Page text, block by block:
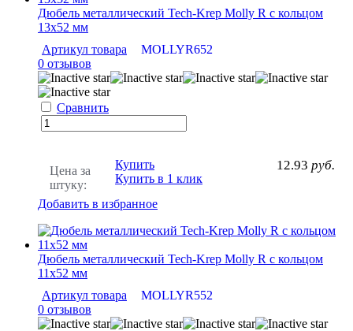
Дюбель металлический Tech-Krep Molly R с кольцом
13х52 мм
Артикул товара
MOLLYR652
0 отзывов
Сравнить
Цена за
штуку:
12.93 руб.
Купить
Купить в 1 клик
Добавить в избранное
Дюбель металлический Tech-Krep Molly R с кольцом
11х52 мм
Артикул товара
MOLLYR552
0 отзывов